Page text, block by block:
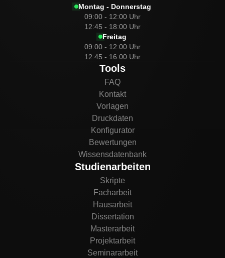
Montag - Donnerstag
09:00 - 12:00 Uhr
12:45 - 18:00 Uhr
Freitag
09:00 - 12:00 Uhr
12:45 - 16:00 Uhr
Tools
FAQ
Kontakt
Vorlagen
Druckdaten
Konfigurator
Bewertungen
Wissensdatenbank
Studienarbeiten
Skripte
Facharbeit
Hausarbeit
Dissertation
Masterarbeit
Projektarbeit
Seminararbeit